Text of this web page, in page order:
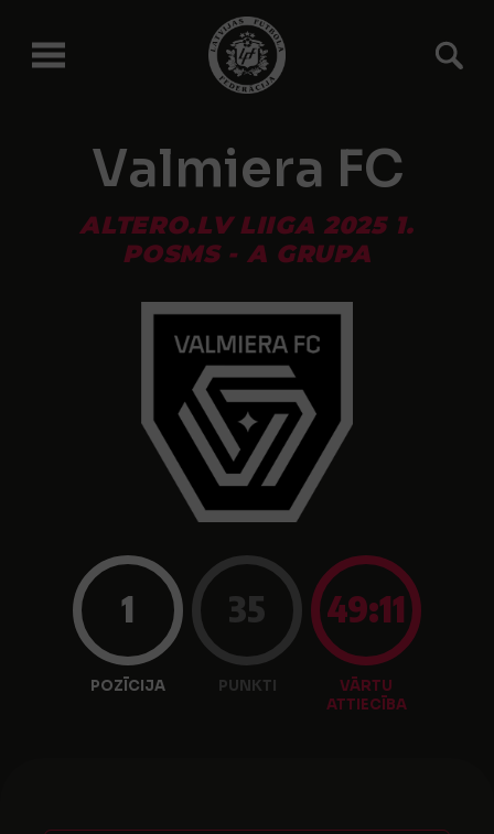
Valmiera FC
ALTERO.LV LIIGA 2025 1.
POSMS - A GRUPA
1
POZĪCIJA
35
PUNKTI
49:11
VĀRTU
ATTIECĪBA